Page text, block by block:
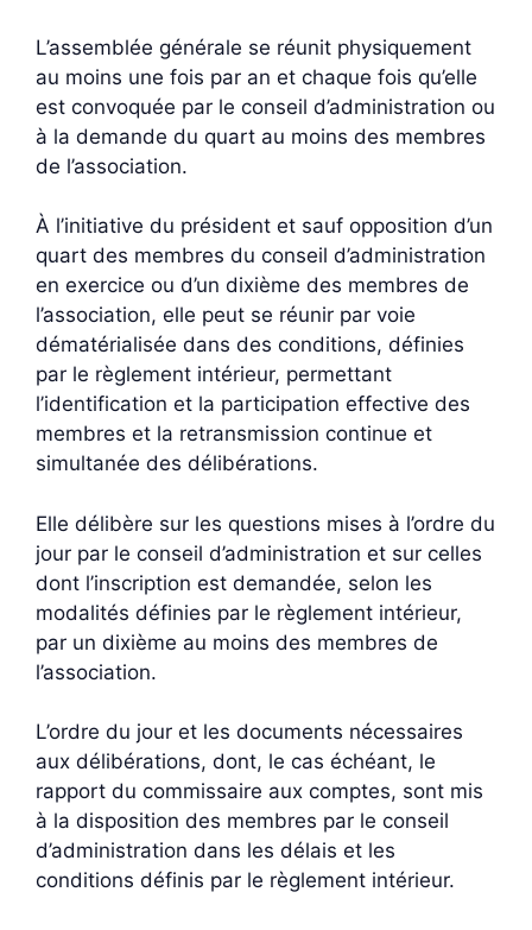
L’assemblée générale se réunit physiquement
au moins une fois par an et chaque fois qu’elle
est convoquée par le conseil d’administration ou
à la demande du quart au moins des membres
de l’association.
À l’initiative du président et sauf opposition d’un
quart des membres du conseil d’administration
en exercice ou d’un dixième des membres de
l’association, elle peut se réunir par voie
dématérialisée dans des conditions, définies
par le règlement intérieur, permettant
l’identification et la participation effective des
membres et la retransmission continue et
simultanée des délibérations.
Elle délibère sur les questions mises à l’ordre du
jour par le conseil d’administration et sur celles
dont l’inscription est demandée, selon les
modalités définies par le règlement intérieur,
par un dixième au moins des membres de
l’association.
L’ordre du jour et les documents nécessaires
aux délibérations, dont, le cas échéant, le
rapport du commissaire aux comptes, sont mis
à la disposition des membres par le conseil
d’administration dans les délais et les
conditions définis par le règlement intérieur.